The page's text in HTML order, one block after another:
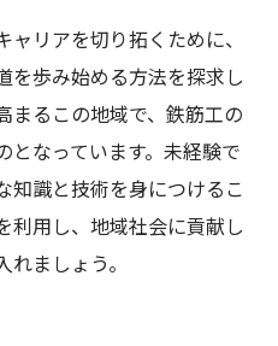
リアを切り拓くために、
を歩み始める方法を探求し
まるこの地域で、鉄筋工の
となっています。未経験で
知識と技術を身につけるこ
利用し、地域社会に貢献し
ましょう。